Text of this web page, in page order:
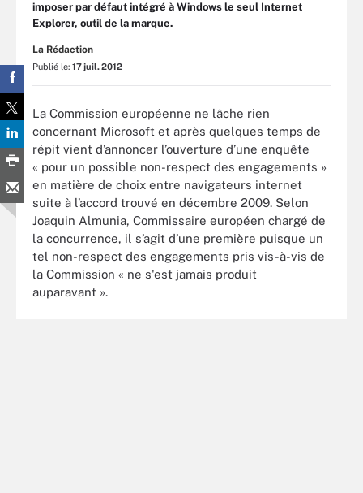
imposer par défaut intégré à Windows le seul Internet
Explorer, outil de la marque.
La Rédaction
Publié le: 17 juil. 2012
La Commission européenne ne lâche rien
concernant Microsoft et après quelques temps de
répit vient d’annoncer l’ouverture d’une enquête
« pour un possible non-respect des engagements »
en matière de choix entre navigateurs internet
suite à l’accord trouvé en décembre 2009. Selon
Joaquin Almunia, Commissaire européen chargé de
la concurrence, il s’agit d’une première puisque un
tel non-respect des engagements pris vis-à-vis de
la Commission « ne s'est jamais produit
auparavant ».